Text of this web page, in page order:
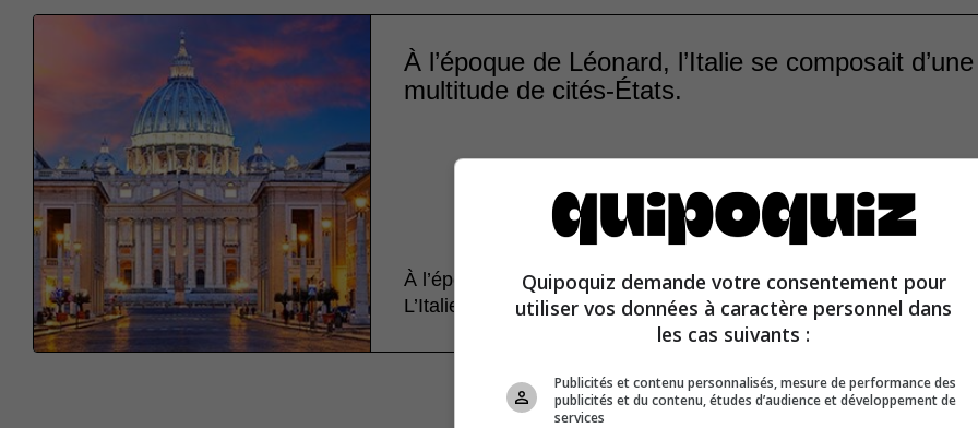
À l’époque de Léonard, l’Italie se composait d’une
multitude de cités-États.
À l’époque de Léonard, l’Italie se compose d’une multitude de
L’Italie ne sera unifiée qu’en 1870.
Quipoquiz demande votre consentement pour
utiliser vos données à caractère personnel dans
les cas suivants :
Publicités et contenu personnalisés, mesure de performance des
publicités et du contenu, études d’audience et développement de
services